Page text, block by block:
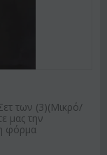
των (3)(Μικρό/
μας την
φόρμα